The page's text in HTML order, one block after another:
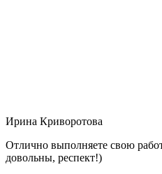
Ирина Криворотова
Отлично выполняете свою
довольны, респект!)